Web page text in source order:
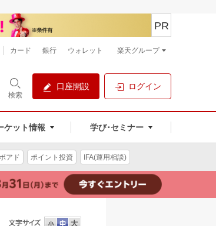
検索
口座開設 ログイン
ケット情報 学び･セミナー
PR
カード 銀行 ウォレット 楽天グループ
アド ポイント投資 IFA(運用相談)